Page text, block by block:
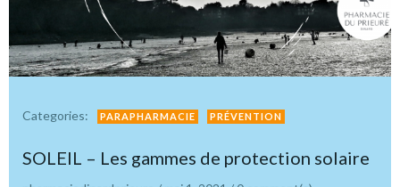
Categories: PARAPHARMACIE PRÉVENTION
SOLEIL – Les gammes de protection solaire